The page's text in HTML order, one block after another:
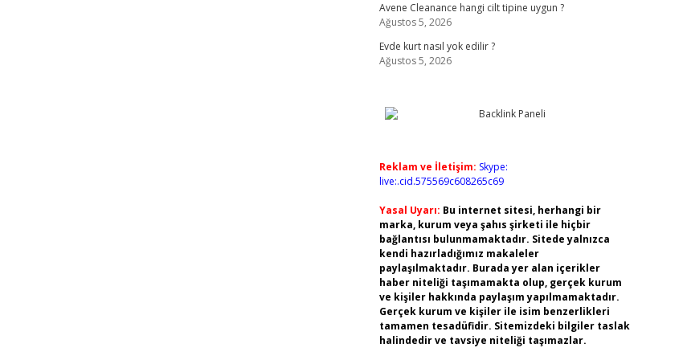
Avene Cleanance hangi cilt tipine uygun ?
Ağustos 5, 2026
Evde kurt nasıl yok edilir ?
Ağustos 5, 2026
Reklam ve İletişim: Skype:
live:.cid.575569c608265c69
Yasal Uyarı: Bu internet sitesi, herhangi bir
marka, kurum veya şahıs şirketi ile hiçbir
bağlantısı bulunmamaktadır. Sitede yalnızca
kendi hazırladığımız makaleler
paylaşılmaktadır. Burada yer alan içerikler
haber niteliği taşımamakta olup, gerçek kurum
ve kişiler hakkında paylaşım yapılmamaktadır.
Gerçek kurum ve kişiler ile isim benzerlikleri
tamamen tesadüfidir. Sitemizdeki bilgiler taslak
halindedir ve tavsiye niteliği taşımazlar.